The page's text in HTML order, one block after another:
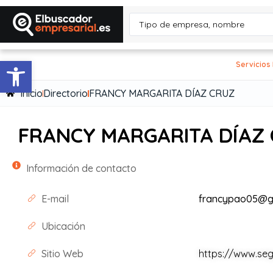
Abrir barra de herramientas Servicios
InicioDirectorioFRANCY MARGARITA DÍAZ CRUZ
FRANCY MARGARITA DÍAZ
Información de contacto
E-mail
Ubicación
Sitio Web https://